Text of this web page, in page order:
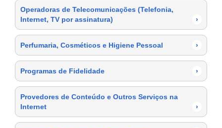
Operadoras de Telecomunicações (Telefonia,
Internet, TV por assinatura)
›
Perfumaria, Cosméticos e Higiene Pessoal ›
Programas de Fidelidade ›
Provedores de Conteúdo e Outros Serviços na
Internet
›